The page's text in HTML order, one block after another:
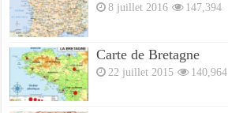
8 juillet 2016 147,394
Carte de Bretagne
22 juillet 2015 140,964